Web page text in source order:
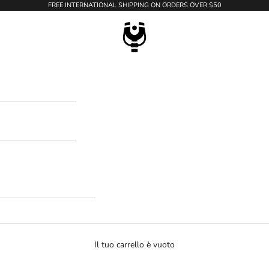
FREE INTERNATIONAL SHIPPING ON ORDERS OVER $50
WildTension
Il tuo carrello è vuoto